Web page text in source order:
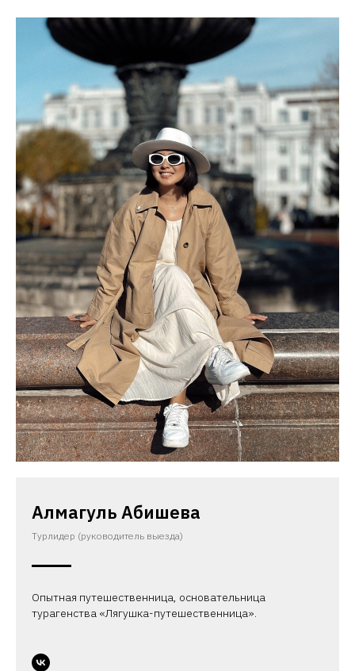
Алмагуль Абишева
Турлидер (руководитель выезда)
Опытная путешественница, основательница
турагенства «Лягушка-путешественница».